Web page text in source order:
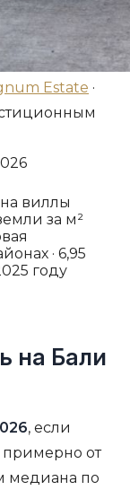
Estate ·
виллы
за м²
· 6,95
году
на Бали
, если
примерно от
медиана по